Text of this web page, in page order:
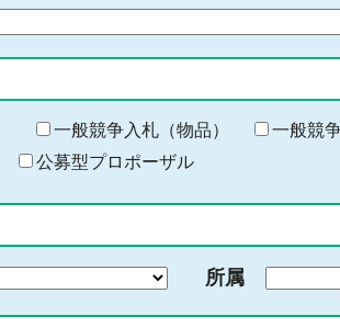
一般競争入札（物品）
一般競
公募型プロポーザル
所属